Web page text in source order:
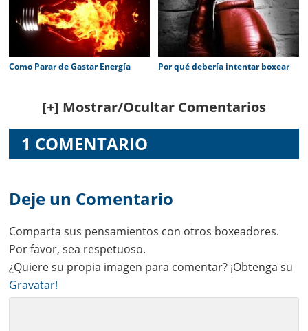
Como Parar de Gastar Energía Por qué debería intentar boxear
Reader
Interactions
[+] Mostrar/Ocultar Comentarios
1 COMENTARIO
Deje un Comentario
Comparta sus pensamientos con otros boxeadores.
Por favor, sea respetuoso.
¿Quiere su propia imagen para comentar? ¡Obtenga su
Gravatar!